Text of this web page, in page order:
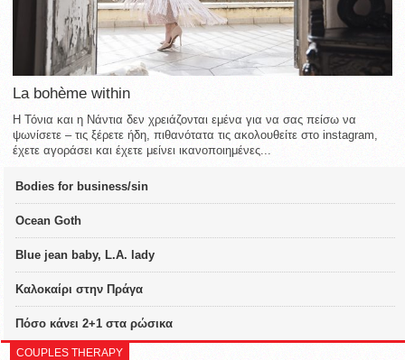
La bohème within
Η Τόνια και η Νάντια δεν χρειάζονται εμένα για να σας πείσω να
ψωνίσετε – τις ξέρετε ήδη, πιθανότατα τις ακολουθείτε στο instagram,
έχετε αγοράσει και έχετε μείνει ικανοποιημένες...
Bodies for business/sin
Ocean Goth
Blue jean baby, L.A. lady
Καλοκαίρι στην Πράγα
Πόσο κάνει 2+1 στα ρώσικα
COUPLES THERAPY